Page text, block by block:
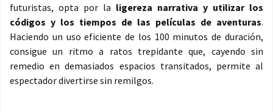
futuristas, opta por la ligereza narrativa y utilizar los
códigos y los tiempos de las películas de aventuras.
Haciendo un uso eficiente de los 100 minutos de duración,
consigue un ritmo a ratos trepidante que, cayendo sin
remedio en demasiados espacios transitados, permite al
espectador divertirse sin remilgos.